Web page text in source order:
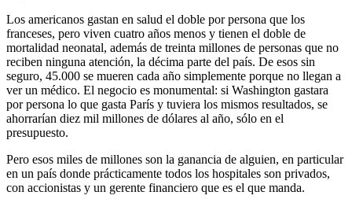
Los americanos gastan en salud el doble por persona que los
franceses, pero viven cuatro años menos y tienen el doble de
mortalidad neonatal, además de treinta millones de personas que no
reciben ninguna atención, la décima parte del país. De esos sin
seguro, 45.000 se mueren cada año simplemente porque no llegan a
ver un médico. El negocio es monumental: si Washington gastara
por persona lo que gasta París y tuviera los mismos resultados, se
ahorrarían diez mil millones de dólares al año, sólo en el
presupuesto.
Pero esos miles de millones son la ganancia de alguien, en particular
en un país donde prácticamente todos los hospitales son privados,
con accionistas y un gerente financiero que es el que manda.